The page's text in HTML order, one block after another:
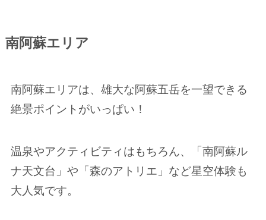
南阿蘇エリア
南阿蘇エリアは、雄大な阿蘇五岳を一望できる
絶景ポイントがいっぱい！
温泉やアクティビティはもちろん、「南阿蘇ル
ナ天文台」や「森のアトリエ」など星空体験も
大人気です。